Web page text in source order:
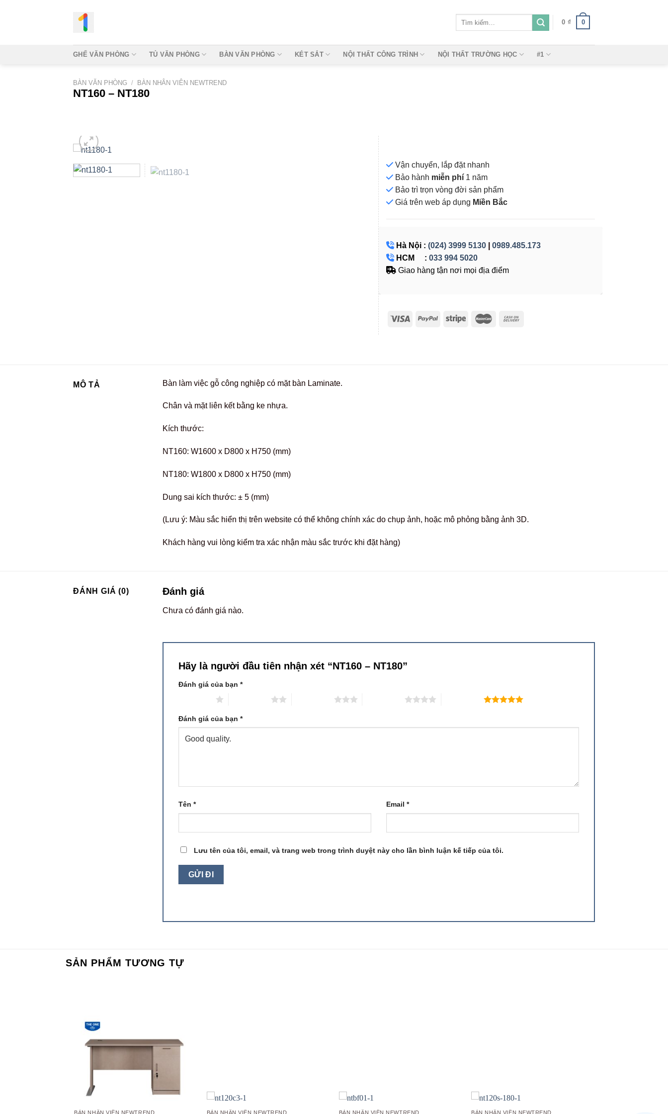
0 ₫ 0
GHẾ VĂN PHÒNG TỦ VĂN PHÒNG BÀN VĂN PHÒNG KÉT SẮT NỘI THẤT CÔNG TRÌNH NỘI THẤT TRƯỜNG HỌC #1
BÀN VĂN PHÒNG / BÀN NHÂN VIÊN NEWTREND
NT160 – NT180
Vận chuyển, lắp đặt nhanh
Bảo hành miễn phí 1 năm
Bảo trì trọn vòng đời sản phẩm
Giá trên web áp dụng Miền Bắc
Hà Nội : (024) 3999 5130
0989.485.173
HCM : 033 994 5020
Giao hàng tận nơi mọi địa điểm
MÔ TẢ Bàn làm việc gỗ công nghiệp có mặt bàn Laminate.
Chân và mặt liên kết bằng ke nhựa.
Kích thước:
NT160: W1600 x D800 x H750 (mm)
NT180: W1800 x D800 x H750 (mm)
Dung sai kích thước: ± 5 (mm)
(Lưu ý: Màu sắc hiển thị trên website có thể không chính xác do chụp ảnh, hoặc mô phỏng bằng ảnh 3D.
Khách hàng vui lòng kiểm tra xác nhận màu sắc trước khi đặt hàng)
ĐÁNH GIÁ (0) Đánh giá
Chưa có đánh giá nào.
Hãy là người đầu tiên nhận xét “NT160 – NT180”
Đánh giá của bạn *
5 trên 5 sao
Đánh giá của bạn *
Tên * Email *
Lưu tên của tôi, email, và trang web trong trình duyệt này cho lần bình luận kế tiếp của tôi.
SẢN PHẨM TƯƠNG TỰ
BÀN NHÂN VIÊN NEWTREND BÀN NHÂN VIÊN NEWTREND BÀN NHÂN VIÊN NEWTREND BÀN NHÂN VIÊN NEWTREND